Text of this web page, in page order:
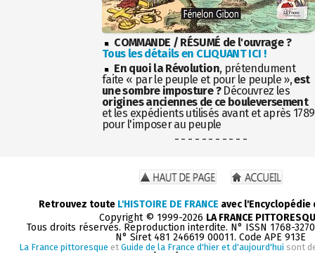
COMMANDE / RÉSUMÉ de l'ouvrage ?
Tous les détails en CLIQUANT ICI !
En quoi la Révolution, prétendument
faite « par le peuple et pour le peuple »,est
une sombre imposture ?Découvrez les
origines anciennes de ce bouleversement
et les expédients utilisés avant et après 1789
pour l'imposer au peuple
- - - - - - - - - - -
Retrouvez toute L'HISTOIRE DE FRANCE avec
Copyright © 1999-2026 LA FRANCE
Tous droits réservés. Reproduction interdite. N° ISSN 1768-
N° Siret 481 246619 00011. Code APE 913E
La France pittoresque et Guide de la France d'hier et d'aujourd'hui sont